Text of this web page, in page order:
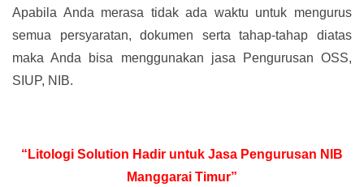
Apabila Anda merasa tidak ada waktu untuk mengurus
semua persyaratan, dokumen serta tahap-tahap diatas
maka Anda bisa menggunakan jasa Pengurusan OSS,
SIUP, NIB.
“Litologi Solution Hadir untuk Jasa Pengurusan NIB
Manggarai Timur”